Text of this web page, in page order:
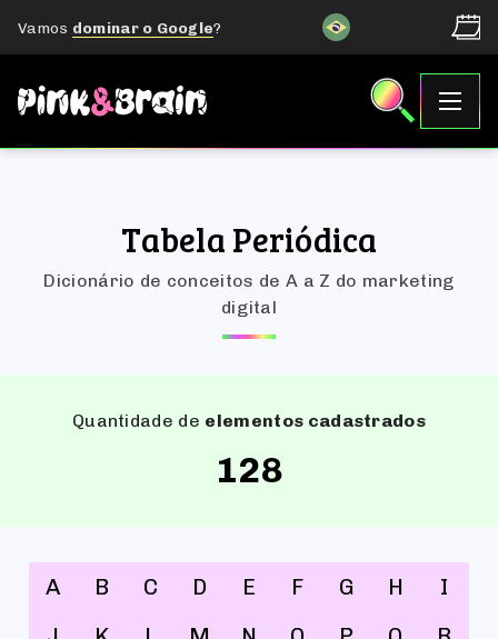
Vamos dominar o Google?
Tabela Periódica
Dicionário de conceitos de A a Z do marketing
digital
Quantidade de elementos cadastrados
128
A B C D E F G H
I